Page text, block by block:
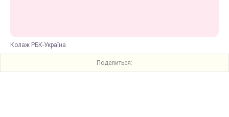
Колаж РБК-Україна
Поделиться: